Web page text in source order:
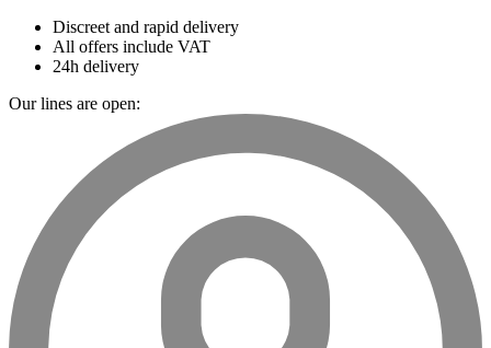
Discreet and rapid delivery
All offers include VAT
24h delivery
Our lines are open: